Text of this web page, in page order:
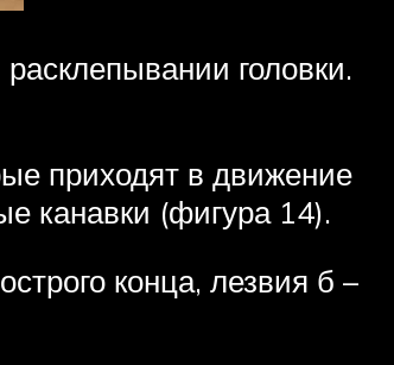
головки.
приходят в движение
канавки (фигура 14).
конца, лезвия б –